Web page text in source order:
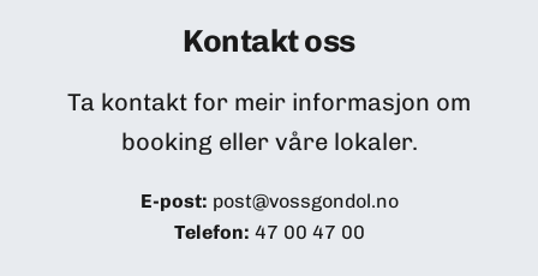
Kontakt oss
Ta kontakt for meir informasjon om
booking eller våre lokaler.
E-post: post@vossgondol.no
Telefon: 47 00 47 00